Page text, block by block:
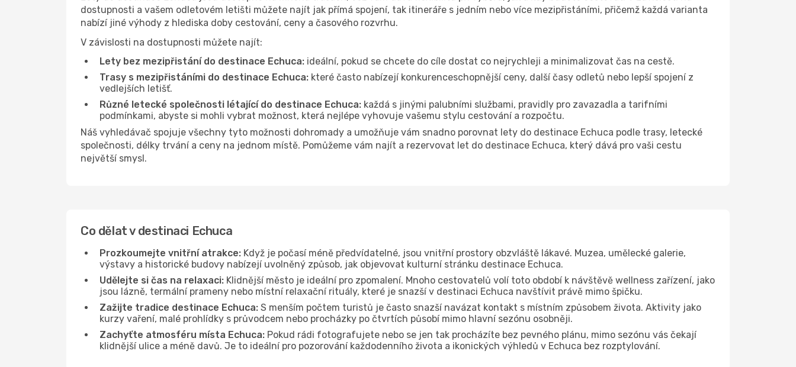
dostupnosti a vašem odletovém letišti můžete najít jak přímá spojení, tak itineráře s jedním nebo více mezipřistáními, přičemž každá varianta
nabízí jiné výhody z hlediska doby cestování, ceny a časového rozvrhu.
V závislosti na dostupnosti můžete najít:
Lety bez mezipřistání do destinace Echuca: ideální, pokud se chcete do cíle dostat co nejrychleji a minimalizovat čas na cestě.
Trasy s mezipřistáními do destinace Echuca: které často nabízejí konkurenceschopnější ceny, další časy odletů nebo lepší spojení z
vedlejších letišť.
Různé letecké společnosti létající do destinace Echuca: každá s jinými palubními službami, pravidly pro zavazadla a tarifními
podmínkami, abyste si mohli vybrat možnost, která nejlépe vyhovuje vašemu stylu cestování a rozpočtu.
Náš vyhledávač spojuje všechny tyto možnosti dohromady a umožňuje vám snadno porovnat lety do destinace Echuca podle trasy, letecké
společnosti, délky trvání a ceny na jednom místě. Pomůžeme vám najít a rezervovat let do destinace Echuca, který dává pro vaši cestu
největší smysl.
Co dělat v destinaci Echuca
Prozkoumejte vnitřní atrakce: Když je počasí méně předvídatelné, jsou vnitřní prostory obzvláště lákavé. Muzea, umělecké galerie,
výstavy a historické budovy nabízejí uvolněný způsob, jak objevovat kulturní stránku destinace Echuca.
Udělejte si čas na relaxaci: Klidnější město je ideální pro zpomalení. Mnoho cestovatelů volí toto období k návštěvě wellness zařízení, jako
jsou lázně, termální prameny nebo místní relaxační rituály, které je snazší v destinaci Echuca navštívit právě mimo špičku.
Zažijte tradice destinace Echuca: S menším počtem turistů je často snazší navázat kontakt s místním způsobem života. Aktivity jako
kurzy vaření, malé prohlídky s průvodcem nebo procházky po čtvrtích působí mimo hlavní sezónu osobněji.
Zachyťte atmosféru místa Echuca: Pokud rádi fotografujete nebo se jen tak procházíte bez pevného plánu, mimo sezónu vás čekají
klidnější ulice a méně davů. Je to ideální pro pozorování každodenního života a ikonických výhledů v Echuca bez rozptylování.